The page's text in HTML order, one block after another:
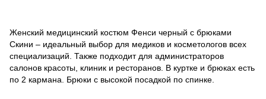
Женский медицинский костюм Фенси черный с брюками
Скини – идеальный выбор для медиков и косметологов всех
специализаций. Также подходит для администраторов
салонов красоты, клиник и ресторанов. В куртке и брюках есть
по 2 кармана. Брюки с высокой посадкой по спинке.